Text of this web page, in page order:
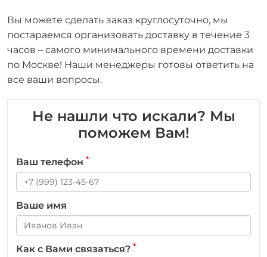
Вы можете сделать заказ круглосуточно, мы
постараемся организовать доставку в течение 3
часов – самого минимального времени доставки
по Москве! Наши менеджеры готовы ответить на
все ваши вопросы.
Не нашли что искали? Мы
поможем Вам!
Ваш телефон *
Ваше имя
Как с Вами связаться? *